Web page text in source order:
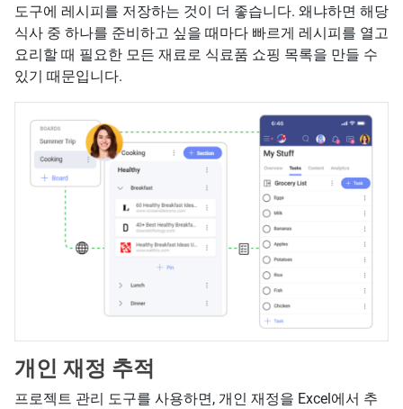
도구에 레시피를 저장하는 것이 더 좋습니다. 왜냐하면 해당
식사 중 하나를 준비하고 싶을 때마다 빠르게 레시피를 열고
요리할 때 필요한 모든 재료로 식료품 쇼핑 목록을 만들 수
있기 때문입니다.
개인 재정 추적
프로젝트 관리 도구를 사용하면, 개인 재정을 Excel에서 추